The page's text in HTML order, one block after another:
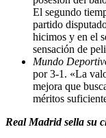
El segundo
partido
hicimos y en el
sensación de
Mundo
por 3-1. «La
mejora que
méritos
Real Madrid sella su